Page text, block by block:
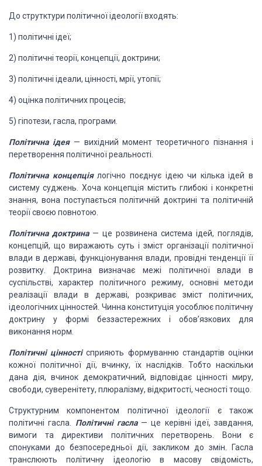
До струтктури політичної ідеології входять:
1) політичні ідеї;
2) політичні теорії, концепції, доктрини;
3) політичні ідеали, цінності, мрії, утопії;
4) оцінка політичних процесів;
5) гіпотези, гасла, програми.
Політична ідея— вихідний момент теоретичного пізнання і
перетворення політичної реальності.
Політична концепціялогічно поєднує ідею чи кілька ідей в
систему суджень. Хоча концепція містить глибокі і конкретні
знання, вона поступається політичній доктрині та політичній
теорії своєю повнотою.
Політична доктрина— це розвинена система ідей, поглядів,
концепцій, що виражають суть і зміст організації політичної
влади в державі, функціонування влади, провідні тенденції її
розвитку. Доктрина визначає межі політичної влади в
суспільстві, характер політичного режиму, основні методи
реалізації влади в державі, розкриває зміст політичних,
ідеологічних цінностей. Чинна конституція уособлює політичну
доктрину у формі беззастережних і обов’язкових для
виконання норм.
Політичні цінностісприяють формуванню стандартів оцінки
кожної політичної дії, вчинку, їх наслідків. Тобто наскільки
дана дія, вчинок демократичний, відповідає цінності миру,
свободи, суверенітету, плюралізму, відкритості, чесності тощо.
Структурним компонентом політичної ідеології є також
політичні гасла. Політичні гасла— це керівні ідеї, завдання,
вимоги та директиви політичних перетворень. Вони є
спонуками до безпосередньої дії, закликом до змін. Гасла
транслюють політичну ідеологію в масову свідомість,